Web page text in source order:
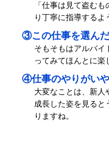
「仕事は見て盗む
り丁寧に指導するよ
③この仕事を選ん
そもそもはアルバイ
ってみてほんとに楽
④仕事のやりがい
大変なことは、新人
成長した姿を見ると
りますね。